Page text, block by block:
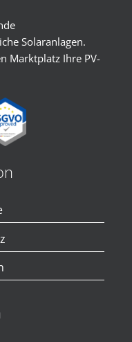
Solaranlagen.
Marktplatz Ihre PV-